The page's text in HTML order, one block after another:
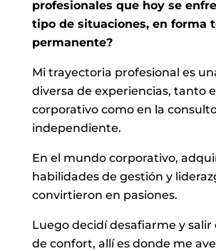
profesionales que hoy se
tipo de situaciones, en forma
permanente?
Mi trayectoria profesional es
diversa de experiencias, tanto
corporativo como en la
independiente.
En el mundo corporativo,
habilidades de gestión y
convirtieron en pasiones.
Luego decidí desafiarme y salir
de confort, allí es donde me